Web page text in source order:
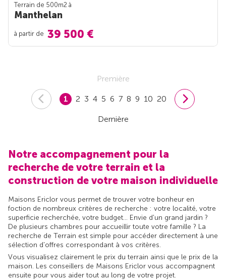
Terrain de 500m2 à
Manthelan
à partir de 39 500 €
Première
1 2 3 4 5 6 7 8 9 10 20
Dernière
Notre accompagnement pour la
recherche de votre terrain et la
construction de votre maison individuelle
Maisons Ericlor vous permet de trouver votre bonheur en
foction de nombreux critères de recherche : votre localité, votre
superficie recherchée, votre budget... Envie d'un grand jardin ?
De plusieurs chambres pour accueillir toute votre famille ? La
recherche de Terrain est simple pour accéder directement à une
sélection d'offres correspondant à vos critères.
Vous visualisez clairement le prix du terrain ainsi que le prix de la
maison. Les conseillers de Maisons Ericlor vous accompagnent
ensuite pour vous aider tout au long de votre projet.